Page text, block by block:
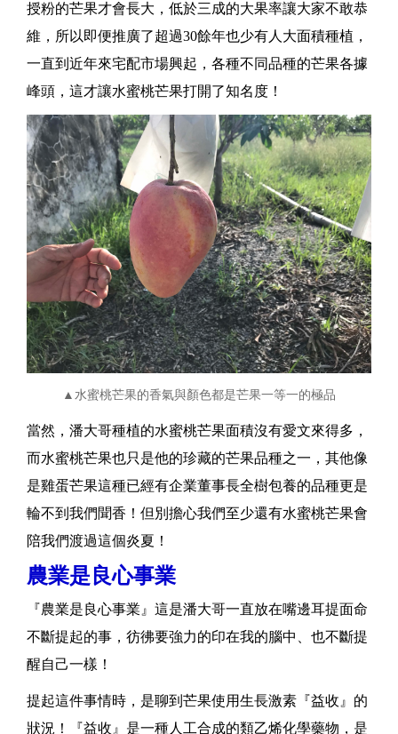
授粉的芒果才會長大，低於三成的大果率讓大家不敢恭
維，所以即便推廣了超過30餘年也少有人大面積種植，
一直到近年來宅配市場興起，各種不同品種的芒果各據
峰頭，這才讓水蜜桃芒果打開了知名度！
▲水蜜桃芒果的香氣與顏色都是芒果一等一的極品
當然，潘大哥種植的水蜜桃芒果面積沒有愛文來得多，
而水蜜桃芒果也只是他的珍藏的芒果品種之一，其他像
是雞蛋芒果這種已經有企業董事長全樹包養的品種更是
輪不到我們聞香！但別擔心我們至少還有水蜜桃芒果會
陪我們渡過這個炎夏！
農業是良心事業
『農業是良心事業』這是潘大哥一直放在嘴邊耳提面命
不斷提起的事，彷彿要強力的印在我的腦中、也不斷提
醒自己一樣！
提起這件事情時，是聊到芒果使用生長激素『益收』的
狀況！『益收』是一種人工合成的類乙烯化學藥物，是